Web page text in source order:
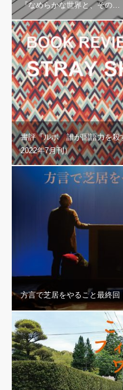
『なめらかな世界と、その…
書評『ルポ 誰が国語力を
2022年7月刊）
方言で芝居をやること最終